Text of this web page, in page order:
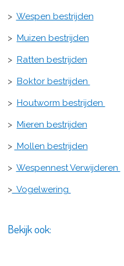
> Wespen bestrijden
> Muizen bestrijden
> Ratten bestrijden
> Boktor bestrijden
> Houtworm bestrijden
> Mieren bestrijden
> Mollen bestrijden
> Wespennest Verwijderen
>Vogelwering
Bekijk ook: